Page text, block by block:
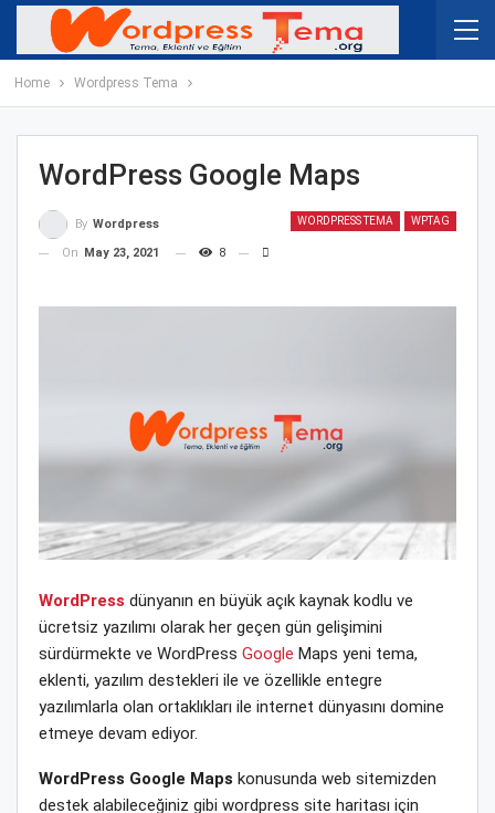
Home Wordpress Tema
WordPress Google Maps
WORDPRESS TEMA WPTAG
By Wordpress
On
May 23, 2021 8
WordPress dünyanın en büyük açık kaynak kodlu ve
ücretsiz yazılımı olarak her geçen gün gelişimini
sürdürmekte ve WordPress Google Maps yeni tema,
eklenti, yazılım destekleri ile ve özellikle entegre
yazılımlarla olan ortaklıkları ile internet dünyasını domine
etmeye devam ediyor.
WordPress Google Maps konusunda web sitemizden
destek alabileceğiniz gibi wordpress site haritası için